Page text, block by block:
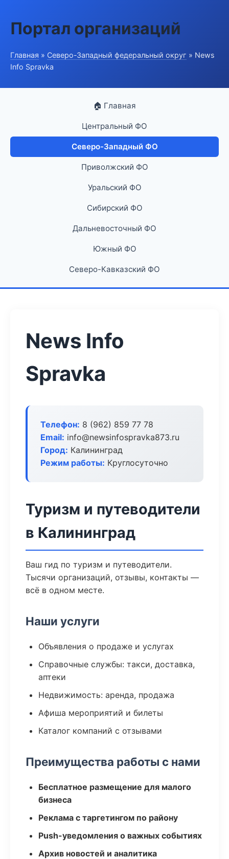
Портал организаций
Главная » Северо-Западный федеральный округ » News
Info Spravka
🏠 Главная
Центральный ФО
Северо-Западный ФО
Приволжский ФО
Уральский ФО
Сибирский ФО
Дальневосточный ФО
Южный ФО
Северо-Кавказский ФО
News Info
Spravka
Телефон: 8 (962) 859 77 78
Email: info@newsinfospravka873.ru
Город: Калининград
Режим работы: Круглосуточно
Туризм и путеводители
в Калининград
Ваш гид по туризм и путеводители.
Тысячи организаций, отзывы, контакты —
всё в одном месте.
Наши услуги
Объявления о продаже и услугах
Справочные службы: такси, доставка,
аптеки
Недвижимость: аренда, продажа
Афиша мероприятий и билеты
Каталог компаний с отзывами
Преимущества работы с нами
Бесплатное размещение для малого
бизнеса
Реклама с таргетингом по району
Push-уведомления о важных событиях
Архив новостей и аналитика